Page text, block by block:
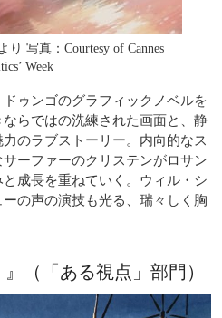
り 写真：Courtesy of Cannes
Week
ゥンゴのグラフィックノベルを
らではの洗練された画面と、静
のラブストーリー。内向的なス
ーファーのクリステンがロサン
成長を重ねていく。ウィル・シ
の声の演技も光る、瑞々しく胸
（「ある視点」部門）